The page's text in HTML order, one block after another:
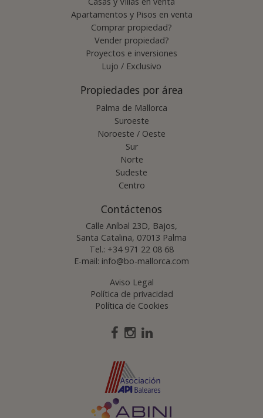
Apartamentos y Pisos en venta
Comprar propiedad?
Vender propiedad?
Proyectos e inversiones
Lujo / Exclusivo
Propiedades por área
Palma de Mallorca
Suroeste
Noroeste / Oeste
Sur
Norte
Sudeste
Centro
Contáctenos
Calle Aníbal 23D, Bajos,
Santa Catalina, 07013 Palma
Tel.: +34 971 22 08 68
E-mail: info@bo-mallorca.com
Aviso Legal
Política de privacidad
Política de Cookies